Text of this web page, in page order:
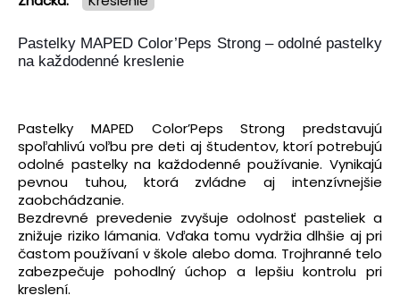
Pastelky MAPED Color’Peps Strong – odolné pastelky
na každodenné kreslenie
Pastelky MAPED Color’Peps Strong predstavujú
spoľahlivú voľbu pre deti aj študentov, ktorí potrebujú
odolné pastelky na každodenné používanie. Vynikajú
pevnou tuhou, ktorá zvládne aj intenzívnejšie
zaobchádzanie.
Bezdrevné prevedenie zvyšuje odolnosť pasteliek a
znižuje riziko lámania. Vďaka tomu vydržia dlhšie aj pri
častom používaní v škole alebo doma. Trojhranné telo
zabezpečuje pohodlný úchop a lepšiu kontrolu pri
kreslení.